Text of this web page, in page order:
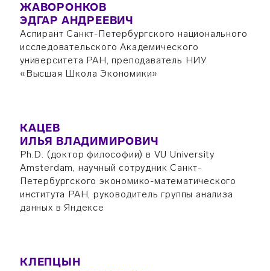
ЖАВОРОНКОВ
ЭДГАР АНДРЕЕВИЧ
Аспирант Санкт-Петербургского национального
исследовательского Академического
университета РАН, преподаватель НИУ
«Высшая Школа Экономики»
КАЦЕВ
ИЛЬЯ ВЛАДИМИРОВИЧ
Ph.D. (доктор философии) в VU University
Amsterdam, научный сотрудник Санкт-
Петербургского экономико-математического
института РАН, руководитель группы анализа
данных в Яндексе
КЛЕПЦЫН